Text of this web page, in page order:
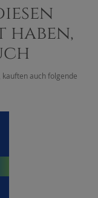
auch folgende